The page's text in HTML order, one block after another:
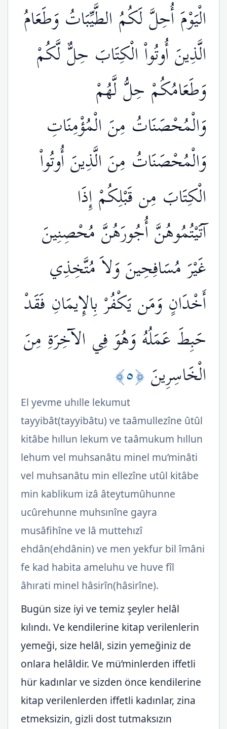
الْيَوْمَ أُحِلَّ لَكُمُ الطَّيِّبَاتُ وَطَعَامُ
الَّذِينَ أُوتُواْ الْكِتَابَ حِلٌّ لَّكُمْ
وَطَعَامُكُمْ حِلُّ لَّهُمْ
وَالْمُحْصَنَاتُ مِنَ الْمُؤْمِنَاتِ
وَالْمُحْصَنَاتُ مِنَ الَّذِينَ أُوتُواْ
الْكِتَابَ مِن قَبْلِكُمْ إِذَا
آتَيْتُمُوهُنَّ أُجُورَهُنَّ مُحْصِنِينَ
غَيْرَ مُسَافِحِينَ وَلاَ مُتَّخِذِي
أَخْدَانٍ وَمَن يَكْفُرْ بِالإِيمَانِ فَقَدْ
حَبِطَ عَمَلُهُ وَهُوَ فِي الآخِرَةِ مِنَ
الْخَاسِرِينَ ﴿٥﴾
El yevme uhılle lekumut
tayyibât(tayyibâtu) ve taâmullezîne ûtûl
kitâbe hıllun lekum ve taâmukum hıllun
lehum vel muhsanâtu minel mu’minâti
vel muhsanâtu min ellezîne utûl kitâbe
min kablikum izâ âteytumûhunne
ucûrehunne muhsınîne gayra
musâfihîne ve lâ muttehızî
ehdân(ehdânin) ve men yekfur bil îmâni
fe kad habita ameluhu ve huve fîl
âhırati minel hâsirîn(hâsirîne).
Bugün size iyi ve temiz şeyler helâl
kılındı. Ve kendilerine kitap verilenlerin
yemeği, size helâl, sizin yemeğiniz de
onlara helâldir. Ve mü’minlerden iffetli
hür kadınlar ve sizden önce kendilerine
kitap verilenlerden iffetli kadınlar, zina
etmeksizin, gizli dost tutmaksızın